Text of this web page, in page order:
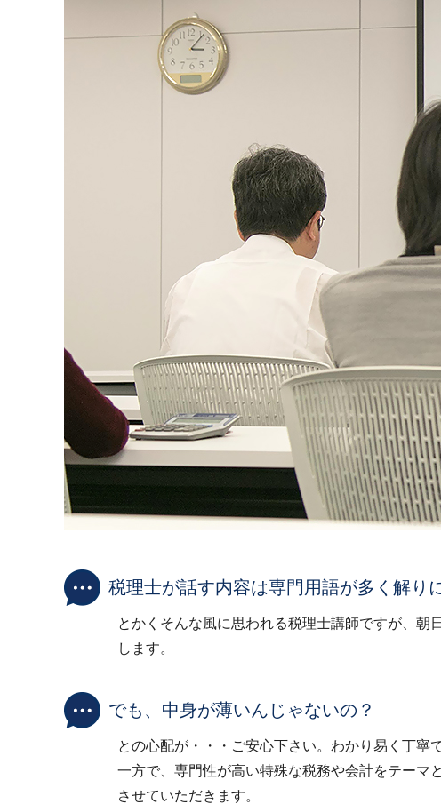
税理士が話す内容は専門用語が多く解り
とかくそんな風に思われる税理士講師ですが、
します。
でも、中身が薄いんじゃないの？
との心配が・・・ご安心下さい。わかり易く丁寧
一方で、専門性が高い特殊な税務や会計をテーマ
させていただきます。